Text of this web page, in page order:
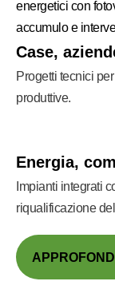
energetici con
accumulo e
Case,
Progetti tecnici
produttive.
Energia,
Impianti integrati
riqualificazione